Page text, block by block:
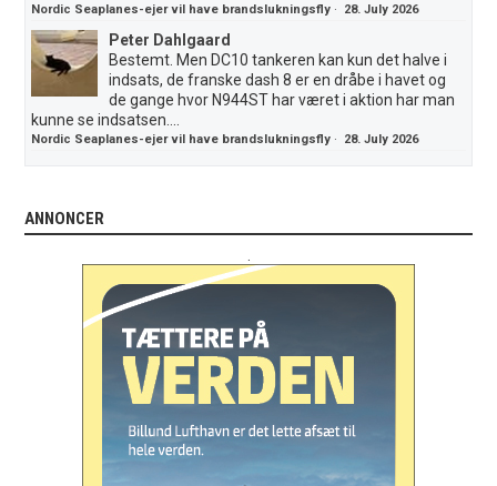
Nordic Seaplanes-ejer vil have brandslukningsfly · 28. July 2026
Peter Dahlgaard
Bestemt. Men DC10 tankeren kan kun det halve i
indsats, de franske dash 8 er en dråbe i havet og
de gange hvor N944ST har været i aktion har man
kunne se indsatsen....
Nordic Seaplanes-ejer vil have brandslukningsfly · 28. July 2026
ANNONCER